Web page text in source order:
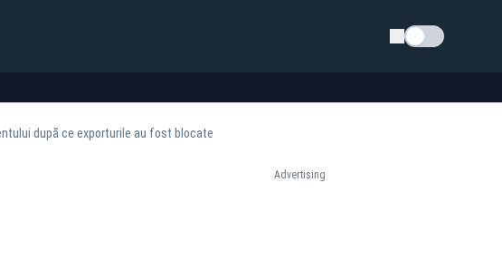
Schimba tema
după ce exporturile au fost blocate
Advertising